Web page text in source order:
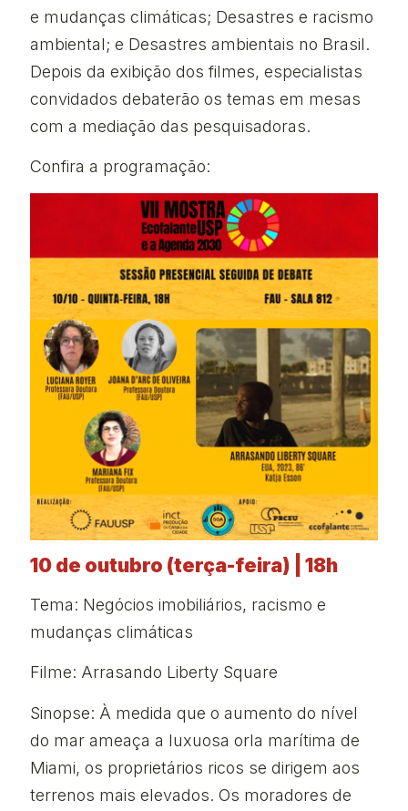
e mudanças climáticas; Desastres e racismo
ambiental; e Desastres ambientais no Brasil.
Depois da exibição dos filmes, especialistas
convidados debaterão os temas em mesas
com a mediação das pesquisadoras.
Confira a programação:
10 de outubro (terça-feira) | 18h
Tema: Negócios imobiliários, racismo e
mudanças climáticas
Filme: Arrasando Liberty Square
Sinopse: À medida que o aumento do nível
do mar ameaça a luxuosa orla marítima de
Miami, os proprietários ricos se dirigem aos
terrenos mais elevados. Os moradores de